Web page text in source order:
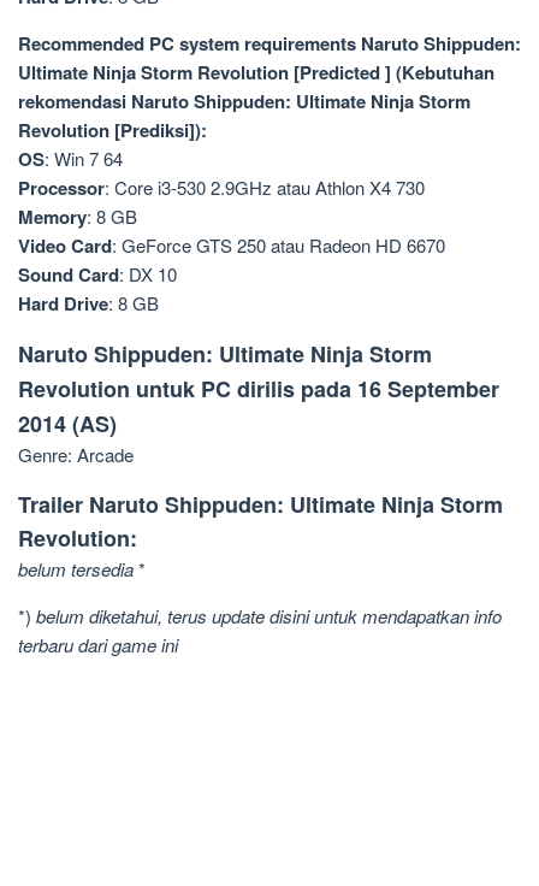
Recommended PC system requirements Naruto Shippuden:
Ultimate Ninja Storm Revolution [Predicted ] (Kebutuhan
rekomendasi Naruto Shippuden: Ultimate Ninja Storm
Revolution [Prediksi]):
OS: Win 7 64
Processor: Core i3-530 2.9GHz atau Athlon X4 730
Memory: 8 GB
Video Card: GeForce GTS 250 atau Radeon HD 6670
Sound Card: DX 10
Hard Drive: 8 GB
Naruto Shippuden: Ultimate Ninja Storm
Revolution untuk PC dirilis pada 16 September
2014 (AS)
Genre: Arcade
Trailer Naruto Shippuden: Ultimate Ninja Storm
Revolution:
belum tersedia*
*) belum diketahui, terus update disini untuk mendapatkan info
terbaru dari game ini